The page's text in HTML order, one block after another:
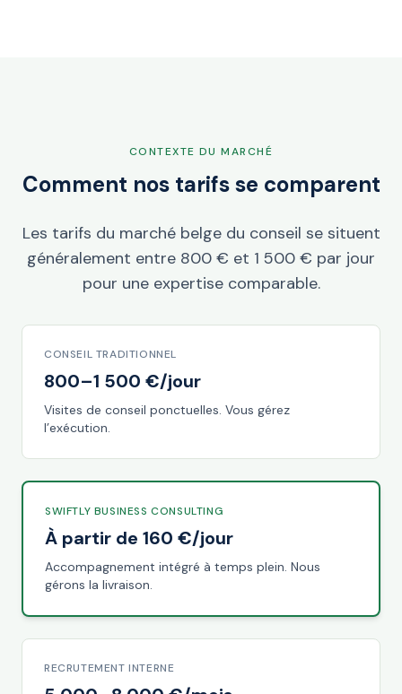
CONTEXTE DU MARCHÉ
Comment nos tarifs se comparent
Les tarifs du marché belge du conseil se situent
généralement entre 800 € et 1 500 € par jour
pour une expertise comparable.
CONSEIL TRADITIONNEL
800–1 500 €/jour
Visites de conseil ponctuelles. Vous gérez
l’exécution.
SWIFTLY BUSINESS CONSULTING
À partir de 160 €/jour
Accompagnement intégré à temps plein. Nous
gérons la livraison.
RECRUTEMENT INTERNE